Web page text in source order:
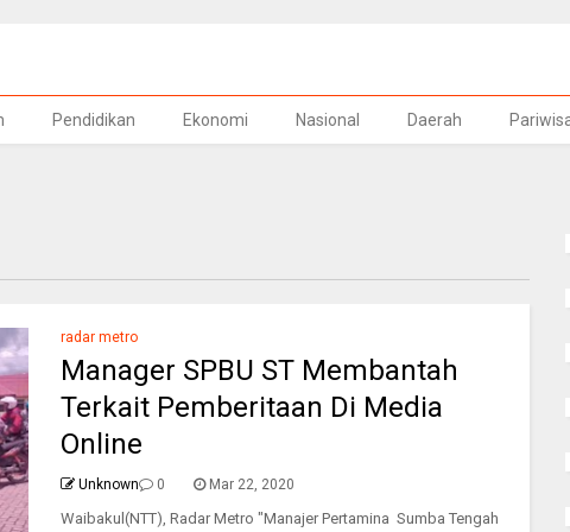
Pendidikan Ekonomi Nasional Daerah
radar metro
Manager SPBU ST Membantah
Terkait Pemberitaan Di Media
Online
Unknown 0 Mar 22, 2020
Waibakul(NTT), Radar Metro "Manajer Pertamina Sumba Tengah